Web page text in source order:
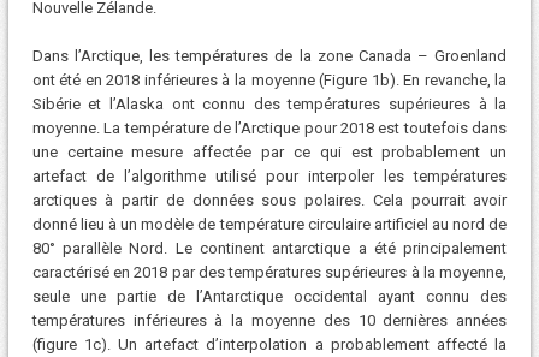
Nouvelle Zélande.
Dans l’Arctique, les températures de la zone Canada – Groenland
ont été en 2018 inférieures à la moyenne (Figure 1b). En revanche, la
Sibérie et l’Alaska ont connu des températures supérieures à la
moyenne. La température de l’Arctique pour 2018 est toutefois dans
une certaine mesure affectée par ce qui est probablement un
artefact de l’algorithme utilisé pour interpoler les températures
arctiques à partir de données sous polaires. Cela pourrait avoir
donné lieu à un modèle de température circulaire artificiel au nord de
80° parallèle Nord. Le continent antarctique a été principalement
caractérisé en 2018 par des températures supérieures à la moyenne,
seule une partie de l’Antarctique occidental ayant connu des
températures inférieures à la moyenne des 10 dernières années
(figure 1c). Un artefact d’interpolation a probablement affecté la